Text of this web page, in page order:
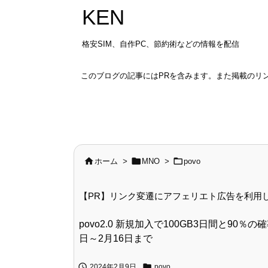
KEN
格安SIM、自作PC、節約術などの情報を配信
このブログの記事にはPRを含みます。また掲載の
 ホーム >  MNO > povo
【PR】リンク変遷にアフェリエト広告を利用
povo2.0 新規加入で100GB3日間と90％の
日～2月16日まで